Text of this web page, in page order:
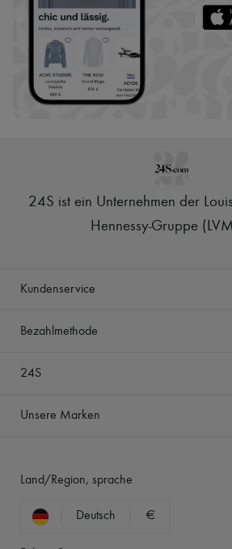
24S ist ein Unternehmen der
Hennessy-Gruppe
Kundenservice
Bezahlmethode
24S
Unsere Marken
Land/Region, sprache
Deutsch €